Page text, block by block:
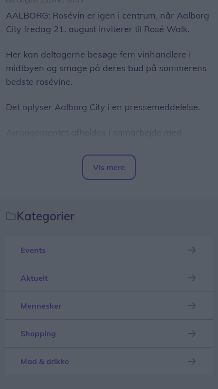
AALBORG: Rosévin er igen i centrum, når Aalborg
City fredag 21. august inviterer til Rosé Walk.
Her kan deltagerne besøge fem vinhandlere i
midtbyen og smage på deres bud på sommerens
bedste rosévine.
Det oplyser Aalborg City i en pressemeddelelse.
Vis mere
Kategorier
Events
Aktuelt
Mennesker
Shopping
Mad & drikke